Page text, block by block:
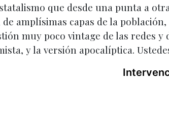
que desde una punta a
amplísimas capas de la
muy poco vintage de las redes y
y la versión apocalíptica.